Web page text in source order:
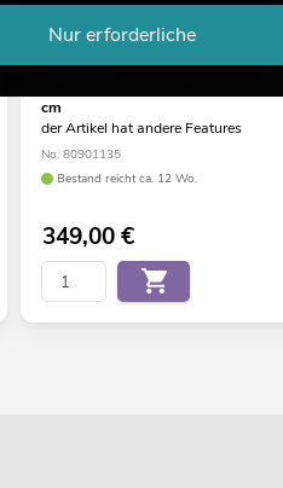
cm
der Artikel hat andere Features
No. 80901135
Bestand reicht ca. 12 Wo.
349,00€
Nur erforderliche